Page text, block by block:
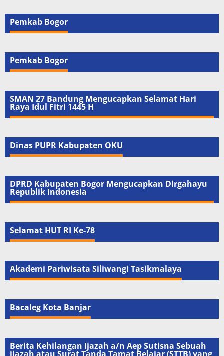
Pemkab Bogor
Pemkab Bogor
SMAN 27 Bandung Mengucapkan Selamat Hari
Raya Idul Fitri 1445 H
Dinas PUPR Kabupaten OKU
DPRD Kabupaten Bogor Mengucapkan Dirgahayu
Republik Indonesia
Selamat HUT RI Ke-78
Akademi Pariwisata Siliwangi Tasikmalaya
Bacaleg Kota Banjar
Berita Kehilangan Ijazah a/n Aep Sutisna Sebuah